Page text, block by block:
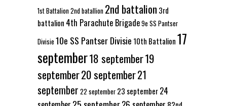
1st Battalion2nd batallion 2nd battalion 3rd
battalion 4th Parachute Brigade9e SS Pantser
Divisie 10e SS Pantser Divisie 10th Battalion17
september18 september19
september20 september21
september 22 september 23 september24